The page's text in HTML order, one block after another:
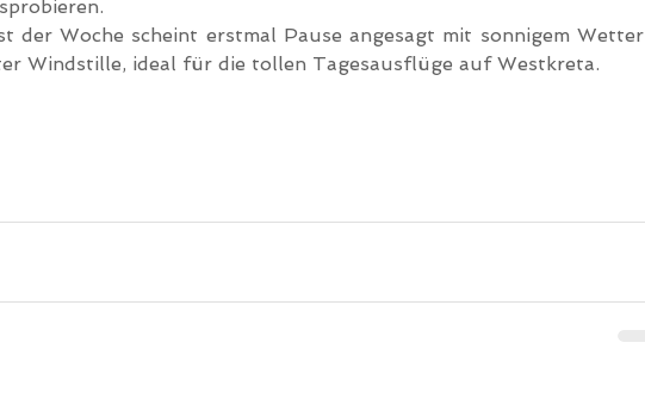
der Woche scheint erstmal Pause angesagt mit sonnigem Wetter
Windstille, ideal für die tollen Tagesausflüge auf Westkreta.